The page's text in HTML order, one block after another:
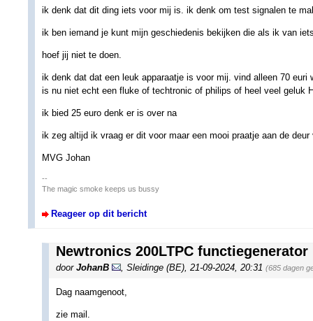
ik denk dat dit ding iets voor mij is. ik denk om test signalen te
ik ben iemand je kunt mijn geschiedenis bekijken die als ik van
hoef jij niet te doen.
ik denk dat dat een leuk apparaatje is voor mij. vind alleen 70 euri
is nu niet echt een fluke of techtronic of philips of heel veel geluk
ik bied 25 euro denk er is over na
ik zeg altijd ik vraag er dit voor maar een mooi praatje aan de
MVG Johan
--
The magic smoke keeps us bussy
Reageer op dit bericht
Newtronics 200LTPC functiegenerator
door JohanB , Sleidinge (BE), 21-09-2024, 20:31 (685 dagen
Dag naamgenoot,
zie mail.